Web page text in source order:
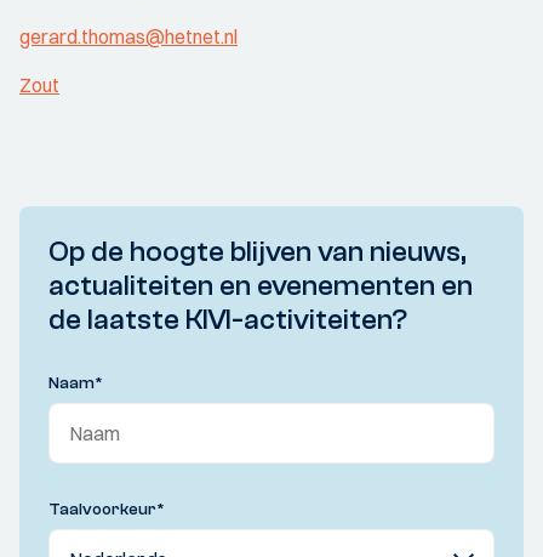
gerard.thomas@hetnet.nl
Zout
Op de hoogte blijven van nieuws,
actualiteiten en evenementen en
de laatste KIVI-activiteiten?
Naam*
Taalvoorkeur*